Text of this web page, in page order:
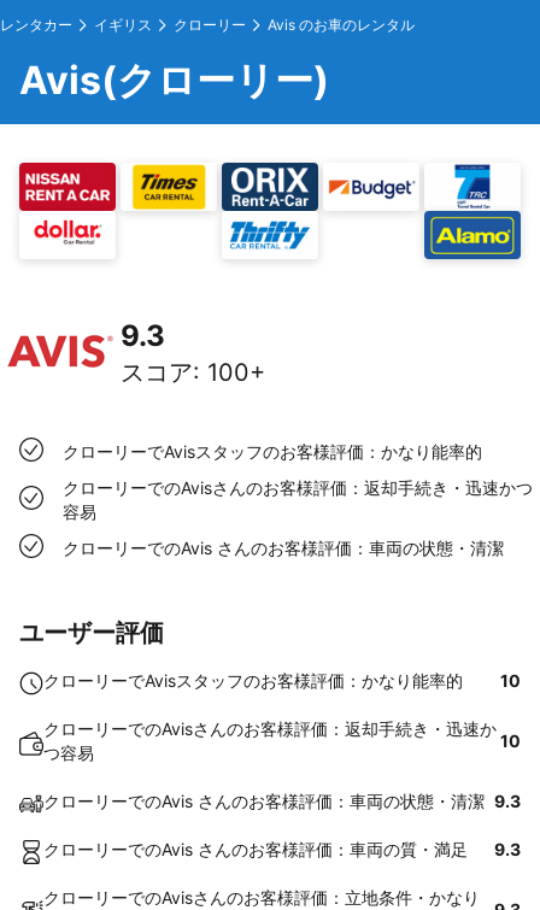
レンタカー イギリス クローリー Avis のお車のレンタル
Avis(クローリー)
9.3
スコア: 100+
クローリーでAvisスタッフのお客様評価：かなり能率的
クローリーでのAvisさんのお客様評価：返却手続き・迅速かつ
容易
クローリーでのAvis さんのお客様評価：車両の状態・清潔
ユーザー評価
クローリーでAvisスタッフのお客様評価：かなり能率的 10
クローリーでのAvisさんのお客様評価：返却手続き・迅速か
つ容易
10
クローリーでのAvis さんのお客様評価：車両の状態・清潔 9.3
クローリーでのAvis さんのお客様評価：車両の質・満足 9.3
クローリーでのAvisさんのお客様評価：立地条件・かなり